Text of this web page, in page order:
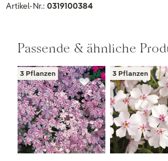
Artikel-Nr.: 0319100384
Passende & ähnliche
3 Pflanzen 3 Pflanzen